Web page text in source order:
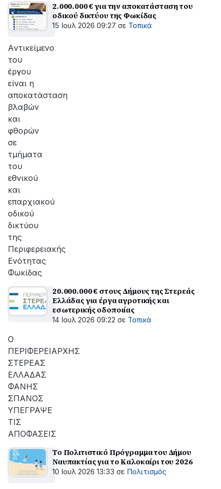
ΔΕΔΔΗΕ
για
την
της
βλάβης
2.000.000 € για την αποκατάσταση του
οδικού δικτύου της Φωκίδας
15 Ιουλ 2026 09:27 σε Τοπικά
Aντικείμενο
του
έργου
είναι η
αποκατάσταση
βλαβών
και
φθορών
σε
τμήματα
του
εθνικού
και
επαρχιακού
οδικού
δικτύου
της
Περιφερειακής
Ενότητας
Φωκίδας
20.000.000 € στους Δήμους της Στερεάς
Ελλάδας για έργα αγροτικής και
εσωτερικής οδοποιίας
14 Ιουλ 2026 09:22 σε Τοπικά
Ο
ΠΕΡΙΦΕΡΕΙΑΡΧΗΣ
ΣΤΕΡΕΑΣ
ΕΛΛΑΔΑΣ
ΦΑΝΗΣ
ΣΠΑΝΟΣ
ΥΠΕΓΡΑΨΕ
ΤΙΣ
ΑΠΟΦΑΣΕΙΣ
Το Πολιτιστικό Πρόγραμμα του Δήμου
Ναυπακτίας για το Καλοκαίρι του 2026
10 Ιουλ 2026 13:33 σε Πολιτισμός